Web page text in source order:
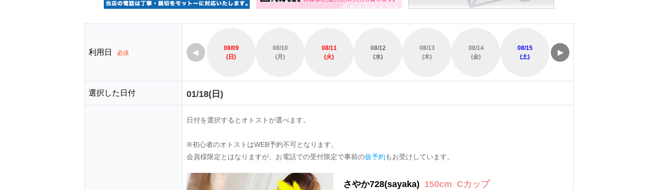
利用日 必須 ◀
08/09
(日)
08/10
(月)
08/11
(火)
08/12
(水)
08/13
(木)
08/14
(金)
08/15
(土)
08/16
(日)
▶
選択した日付 01/18(日)
日付を選択するとオトストが選べます。
※初心者のオトストはWEB予約不可となります。
会員様限定とはなりますが、お電話での受付限定で事前の仮予約もお受けしています。
さやか728(sayaka) 150cm Cカップ